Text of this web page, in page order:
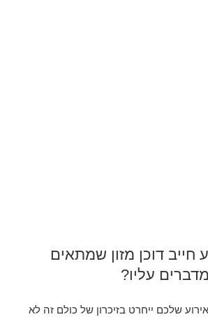
חייב דוכן מזון שמתאים
עליו?
שלכם ייחרט בזיכרון של כולם זה לא